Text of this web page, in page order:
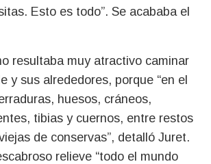
Esto es todo”. Se acababa el
resultaba muy atractivo caminar
y sus alrededores, porque “en el
huesos, cráneos,
tibias y cuernos, entre restos
de conservas”, detalló Juret.
relieve “todo el mundo